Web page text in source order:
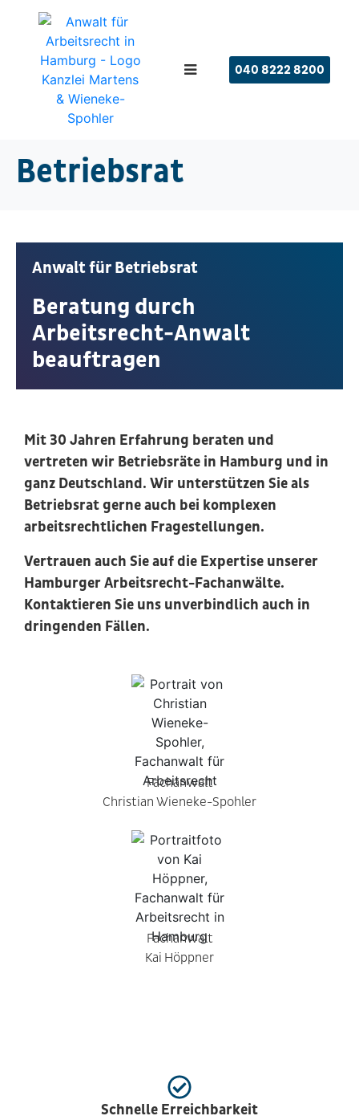
040 8222 8200
Betriebsrat
Anwalt für Betriebsrat
Beratung durch
Arbeitsrecht-Anwalt
beauftragen
Mit 30 Jahren Erfahrung beraten und
vertreten wir Betriebsräte in Hamburg und in
ganz Deutschland. Wir unterstützen Sie als
Betriebsrat gerne auch bei komplexen
arbeitsrechtlichen Fragestellungen.
Vertrauen auch Sie auf die Expertise unserer
Hamburger Arbeitsrecht-Fachanwälte.
Kontaktieren Sie uns unverbindlich auch in
dringenden Fällen.
Fachanwalt
Christian Wieneke-Spohler
Fachanwalt
Kai Höppner
Schnelle Erreichbarkeit